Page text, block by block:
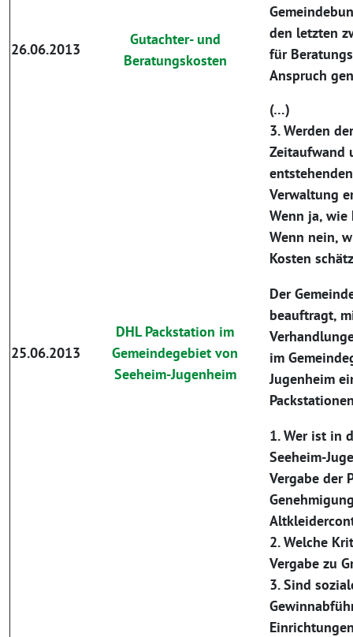
26.06.2013
Gutachter- und
Beratungskosten
den letzten
für
Anspruch
(…)
3. Werden
Zeitaufwand
Verwaltung
Wenn ja, wie
Wenn nein,
Kosten
25.06.2013
DHL Packstation im
Gemeindegebiet von
Seeheim-Jugenheim
Der
beauftragt,
im
Jugenheim
1. Wer ist in
Seeheim-
Vergabe der
2. Welche
Vergabe zu
3. Sind